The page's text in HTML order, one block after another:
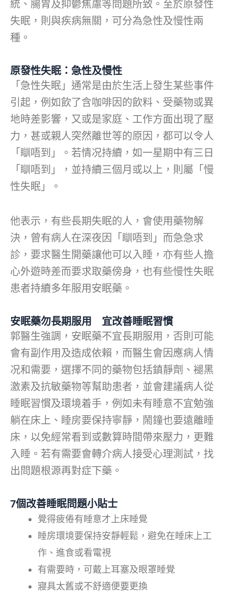
統、腸胃及抑鬱焦慮等問題所致。至於原發性
失眠，則與疾病無關，可分為急性及慢性兩
種。
原發性失眠：急性及慢性
「急性失眠」通常是由於生活上發生某些事件
引起，例如飲了含咖啡因的飲料、受藥物或異
地時差影響，又或是家庭、工作方面出現了壓
力，甚或親人突然離世等的原因，都可以令人
「瞓唔到」。若情况持續，如一星期中有三日
「瞓唔到」，並持續三個月或以上，則屬「慢
性失眠」。
他表示，有些長期失眠的人，會使用藥物解
決，曾有病人在深夜因「瞓唔到」而急急求
診，要求醫生開藥讓他可以入睡，亦有些人擔
心外遊時差而要求取藥傍身，也有些慢性失眠
患者持續多年服用安眠藥。
安眠藥勿長期服用 宜改善睡眠習慣
郭醫生強調，安眠藥不宜長期服用，否則可能
會有副作用及造成依賴，而醫生會因應病人情
况和需要，選擇不同的藥物包括鎮靜劑、褪黑
激素及抗敏藥物等幫助患者，並會建議病人從
睡眠習慣及環境着手，例如未有睡意不宜勉強
躺在床上、睡房要保持寧靜，鬧鐘也要遠離睡
床，以免經常看到或數算時間帶來壓力，更難
入睡。若有需要會轉介病人接受心理測試，找
出問題根源再對症下藥。
7個改善睡眠問題小貼士
覺得疲倦有睡意才上床睡覺
睡房環境要保持安靜輕鬆，避免在睡床上工
作、進食或看電視
有需要時，可戴上耳塞及眼罩睡覺
寢具太舊或不舒適便要更換